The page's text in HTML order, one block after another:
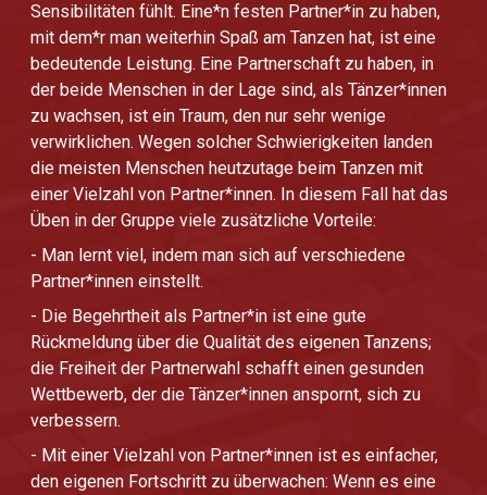
Sensibilitäten fühlt. Eine*n festen Partner*in zu haben,
mit dem*r man weiterhin Spaß am Tanzen hat, ist eine
bedeutende Leistung. Eine Partnerschaft zu haben, in
der beide Menschen in der Lage sind, als Tänzer*innen
zu wachsen, ist ein Traum, den nur sehr wenige
verwirklichen. Wegen solcher Schwierigkeiten landen
die meisten Menschen heutzutage beim Tanzen mit
einer Vielzahl von Partner*innen. In diesem Fall hat das
Üben in der Gruppe viele zusätzliche Vorteile:
- Man lernt viel, indem man sich auf verschiedene
Partner*innen einstellt.
- Die Begehrtheit als Partner*in ist eine gute
Rückmeldung über die Qualität des eigenen Tanzens;
die Freiheit der Partnerwahl schafft einen gesunden
Wettbewerb, der die Tänzer*innen anspornt, sich zu
verbessern.
- Mit einer Vielzahl von Partner*innen ist es einfacher,
den eigenen Fortschritt zu überwachen: Wenn es eine